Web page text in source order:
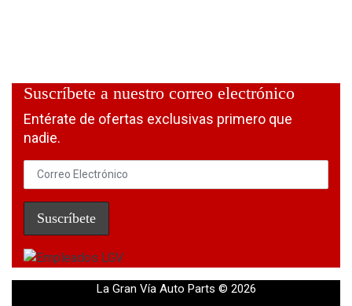
Suscríbete a nuestro correo electrónico
Entérate de ofertas exclusivas primero que
nadie.
La Gran Vía Auto Parts © 2026